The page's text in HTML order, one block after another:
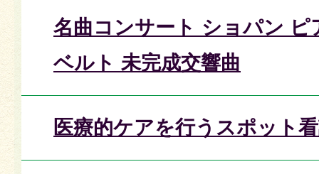
名曲コンサート ショパン ピ
ベルト 未完成交響曲
医療的ケアを行うスポット